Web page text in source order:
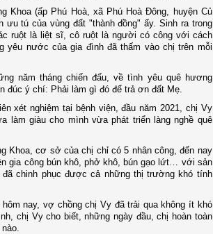
Khoa (ấp Phú Hoà, xã Phú Hoà Đông, huyện Củ
tú của vùng đất "thành đồng" ấy. Sinh ra trong
ruột là liệt sĩ, cô ruột là người có công với cách
yêu nước của gia đình đã thấm vào chị trên mỗi
năm tháng chiến đấu, về tình yêu quê hương
đúc ý chí: Phải làm gì đó để trả ơn đất Mẹ.
xét nghiệm tại bệnh viện, đầu năm 2021, chị Vy
làm giàu cho mình vừa phát triển làng nghề quê
Khoa, cơ sở của chị chỉ có 5 nhân công, đến nay
gia công bún khô, phở khô, bún gạo lứt… với sản
chinh phục được cả những thị trường khó tính
nay, vợ chồng chị Vy đã trải qua không ít khó
chị Vy cho biết, những ngày đầu, chị hoàn toàn